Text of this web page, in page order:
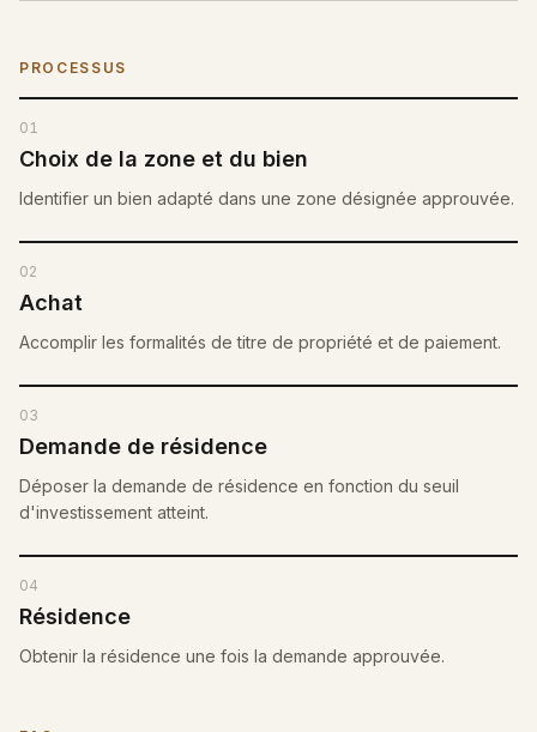
PROCESSUS
01
Choix de la zone et du bien
Identifier un bien adapté dans une zone désignée approuvée.
02
Achat
Accomplir les formalités de titre de propriété et de paiement.
03
Demande de résidence
Déposer la demande de résidence en fonction du seuil
d'investissement atteint.
04
Résidence
Obtenir la résidence une fois la demande approuvée.